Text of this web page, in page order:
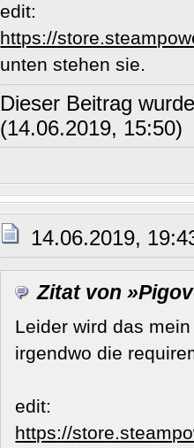
edit:
https://
unten stehen sie.
Dieser Beitrag
(14.06.2019, 15:50)
14.06.2019,
Zitat von
Leider wird das
irgendwo die
edit:
https://